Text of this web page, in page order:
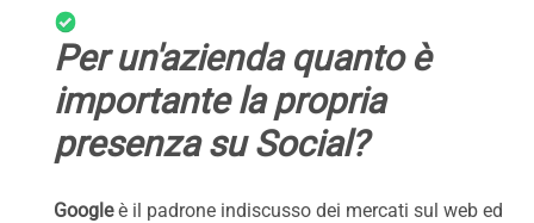
Per un'azienda quanto è
importante la propria
presenza su Social?
Googleè il padrone indiscusso dei mercati sul web ed